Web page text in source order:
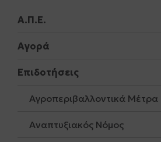
Α.Π.Ε.
Αγορά
Επιδοτήσεις
Αγροπεριβαλλοντικά Μέτρα
Αναπτυξιακός Νόμος